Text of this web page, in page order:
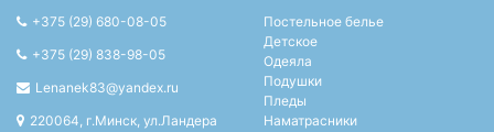
+375 (29) 680-08-05
+375 (29) 838-98-05
Lenanek83@yandex.ru
220064, г.Минск, ул.Ландера
Постельное белье
Детское
Одеяла
Подушки
Пледы
Наматрасники